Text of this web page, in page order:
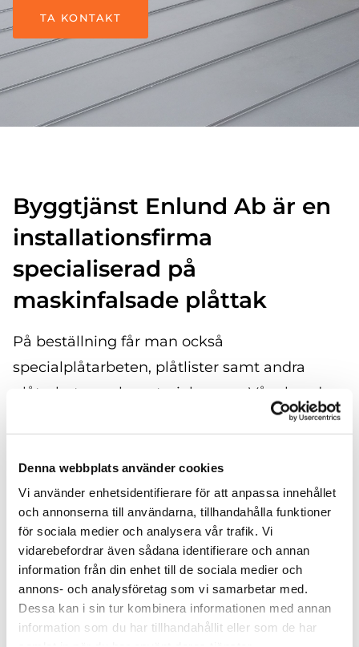
Denna webbplats använder cookies
Vi använder enhetsidentifierare för att anpassa innehållet
och annonserna till användarna, tillhandahålla funktioner
för sociala medier och analysera vår trafik. Vi
vidarebefordrar även sådana identifierare och annan
information från din enhet till de sociala medier och
annons- och analysföretag som vi samarbetar med.
Dessa kan i sin tur kombinera informationen med annan
information som du har tillhandahållit eller som de har
TA KONTAKT
Byggtjänst Enlund Ab är en
installationsfirma
specialiserad på
maskinfalsade plåttak
På beställning får man också
specialplåtarbeten, plåtlister samt andra
plåtarbeten och material av oss. Våra kunder
består av privatpersoner och företag. Vårt
Korsholm.
Vi använder högklassiga plåtprodukter och
installerar dem med yrkesskicklighet och
erfarenhet på tak som tak. Plåt tål
väderväxlingar och garanterar ett vattentätt
skydd för ditt hus för årtionden framåt.